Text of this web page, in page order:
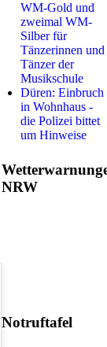
WM-Gold und
zweimal WM-
Silber für
Tänzerinnen und
Tänzer der
Musikschule
Düren: Einbruch
in Wohnhaus -
die Polizei bittet
um Hinweise
NRW
Notruftafel